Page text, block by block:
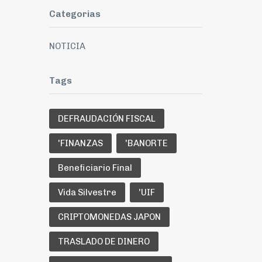
Categorias
NOTICIA
Tags
DEFRAUDACIÓN FISCAL
'FINANZAS 'BANORTE
Beneficiario Final
Vida Silvestre 'UIF
CRIPTOMONEDAS JAPON
TRASLADO DE DINERO